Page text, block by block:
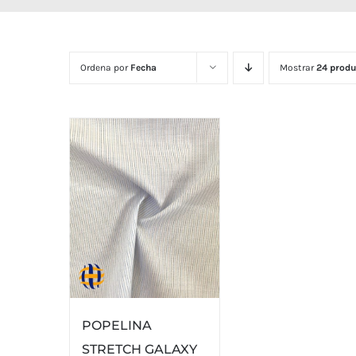
Ordena por Fecha Mostrar24
POPELINA
STRETCH GALAXY